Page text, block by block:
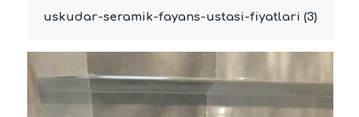
uskudar-seramik-fayans-ustasi-fiyatlari (3)